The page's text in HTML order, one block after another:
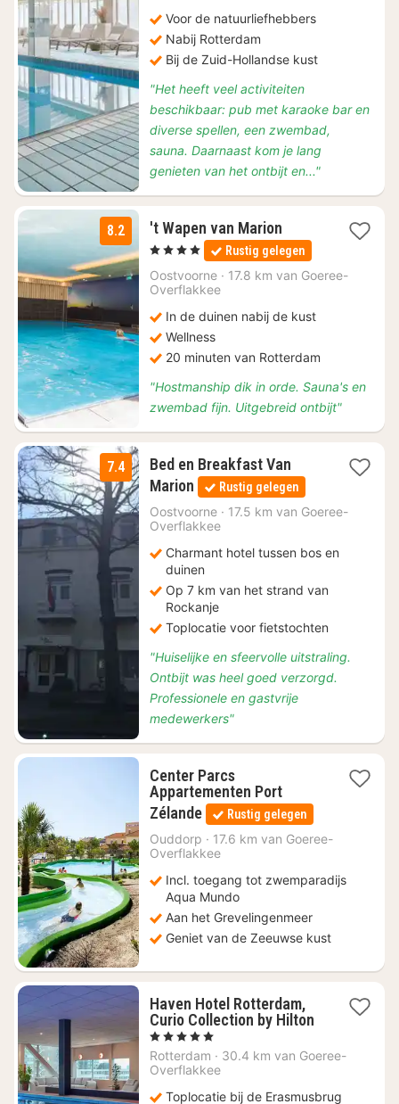
Voor de natuurliefhebbers
Nabij Rotterdam
Bij de Zuid-Hollandse kust
"Het heeft veel activiteiten
beschikbaar: pub met karaoke bar en
diverse spellen, een zwembad,
sauna. Daarnaast kom je lang
genieten van het ontbijt en..."
8.2 't Wapen van Marion1
nacht
vanaf
€
, 4 Sterren Rustig gelegen
Oostvoorne · 17.8 km van Goeree-
Overflakkee
In de duinen nabij de kust
Wellness
20 minuten van Rotterdam
"Hostmanship dik in orde. Sauna's en
zwembad fijn. Uitgebreid ontbijt"
7.4
Bed en Breakfast Van
Marion 1
nacht
vanaf
€
128,25
Rustig gelegen
Oostvoorne · 17.5 km van Goeree-
Overflakkee
Charmant hotel tussen bos en
duinen
Op 7 km van het strand van
Rockanje
Toplocatie voor fietstochten
"Huiselijke en sfeervolle uitstraling.
Ontbijt was heel goed verzorgd.
Professionele en gastvrije
medewerkers"
Center Parcs
Appartementen Port
Zélande2
nachten
vanaf
€
Rustig gelegen
Ouddorp · 17.6 km van Goeree-
Overflakkee
Incl. toegang tot zwemparadijs
Aqua Mundo
Aan het Grevelingenmeer
Geniet van de Zeeuwse kust
Haven Hotel Rotterdam,
Curio Collection by Hilton
1
nacht
vanaf
307,79
, 5 Sterren
Rotterdam · 30.4 km van Goeree-
Overflakkee
Toplocatie bij de Erasmusbrug